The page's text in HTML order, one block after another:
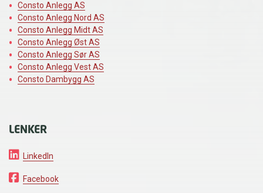
Consto Anlegg AS
Consto Anlegg Nord AS
Consto Anlegg Midt AS
Consto Anlegg Øst AS
Consto Anlegg Sør AS
Consto Anlegg Vest AS
Consto Dambygg AS
LENKER
LinkedIn
Facebook